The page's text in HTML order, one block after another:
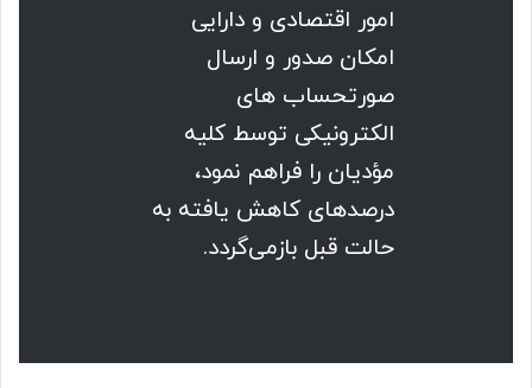
امور اقتصادی و دارایی
امکان صدور و ارسال
صورتحساب های
الکترونیکی توسط کلیه
مؤدیان را فراهم نمود،
درصدهای کاهش‌ یافته به
حالت قبل باز‌می‌گردد.